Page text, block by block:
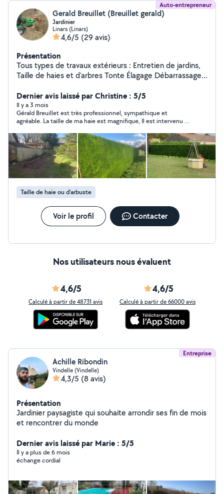
Auto-entrepreneur
Gerald Breuillet (Breuillet gerald)
Jardinier
Linars (Linars)
4,6/5 (29 avis)
Présentation
Tous types de travaux extérieurs : Entretien de jardins,
Taille de haies et d'arbres Tonte Élagage Débarrassage
disponible 7j/7j. Devis gratuit sur demande, n'hésitez pas
à me contacter pour toutes demandes Contactez moi
de préférence au 06/20/94/78/34
Dernier avis laissé par Christine : 5/5
Il y a 3 mois
Gérald Breuillet est très professionnel, sympathique et
agréable. La taille de ma haie est magnifique, Il est intervenu à
résumer, tout a été parfait et je le conseille sans hésiter.
Taille de haie ou d'arbuste
Voir le profil Contacter
Nos utilisateurs nous évaluent
4,6/5
Calculé à partir de 48731 avis
4,6/5
Calculé à partir de 66000 avis
Entreprise
Achille Ribondin
Vindelle (Vindelle)
4,3/5 (8 avis)
Présentation
Jardinier paysagiste qui souhaite arrondir ses fin de mois
et rencontrer du monde
Dernier avis laissé par Marie : 5/5
Il y a plus de 6 mois
échange cordial